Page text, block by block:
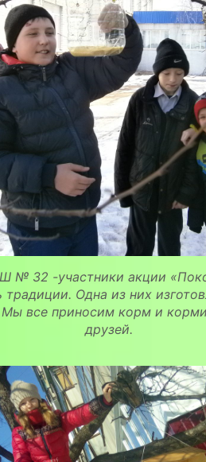
№ 32 -участники акции
традиции. Одна из них
все приносим корм и
друзей.